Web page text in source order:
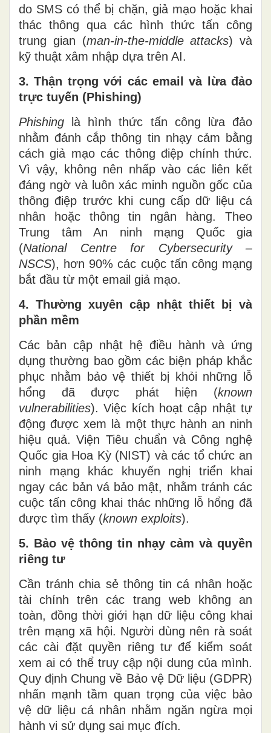
do SMS có thể bị chặn, giả mạo hoặc khai
thác thông qua các hình thức tấn công
trung gian (man-in-the-middle attacks) và
kỹ thuật xâm nhập dựa trên AI.
3. Thận trọng với các email và lừa đảo
trực tuyến (Phishing)
Phishing là hình thức tấn công lừa đảo
nhằm đánh cắp thông tin nhạy cảm bằng
cách giả mạo các thông điệp chính thức.
Vì vậy, không nên nhấp vào các liên kết
đáng ngờ và luôn xác minh nguồn gốc của
thông điệp trước khi cung cấp dữ liệu cá
nhân hoặc thông tin ngân hàng. Theo
Trung tâm An ninh mạng Quốc gia
(National Centre for Cybersecurity –
NSCS), hơn 90% các cuộc tấn công mạng
bắt đầu từ một email giả mạo.
4. Thường xuyên cập nhật thiết bị và
phần mềm
Các bản cập nhật hệ điều hành và ứng
dụng thường bao gồm các biện pháp khắc
phục nhằm bảo vệ thiết bị khỏi những lỗ
hổng đã được phát hiện (known
vulnerabilities). Việc kích hoạt cập nhật tự
động được xem là một thực hành an ninh
hiệu quả. Viện Tiêu chuẩn và Công nghệ
Quốc gia Hoa Kỳ (NIST) và các tổ chức an
ninh mạng khác khuyến nghị triển khai
ngay các bản vá bảo mật, nhằm tránh các
cuộc tấn công khai thác những lỗ hổng đã
được tìm thấy (known exploits).
5. Bảo vệ thông tin nhạy cảm và quyền
riêng tư
Cần tránh chia sẻ thông tin cá nhân hoặc
tài chính trên các trang web không an
toàn, đồng thời giới hạn dữ liệu công khai
trên mạng xã hội. Người dùng nên rà soát
các cài đặt quyền riêng tư để kiểm soát
xem ai có thể truy cập nội dung của mình.
Quy định Chung về Bảo vệ Dữ liệu (GDPR)
nhấn mạnh tầm quan trọng của việc bảo
vệ dữ liệu cá nhân nhằm ngăn ngừa mọi
hành vi sử dụng sai mục đích.